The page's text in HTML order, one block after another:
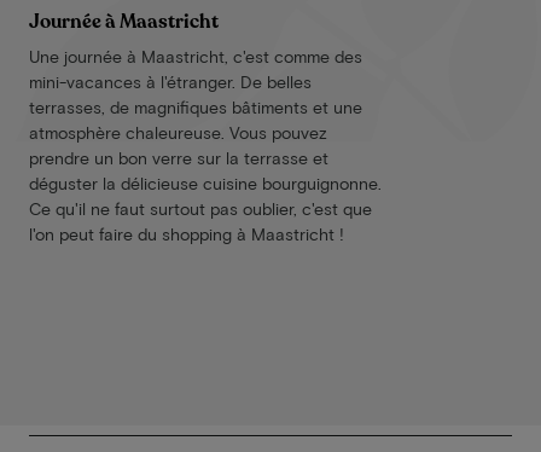
Journée à Maastricht
Une journée à Maastricht, c'est comme des
mini-vacances à l'étranger. De belles
terrasses, de magnifiques bâtiments et une
atmosphère chaleureuse. Vous pouvez
prendre un bon verre sur la terrasse et
déguster la délicieuse cuisine bourguignonne.
Ce qu'il ne faut surtout pas oublier, c'est que
l'on peut faire du shopping à Maastricht !